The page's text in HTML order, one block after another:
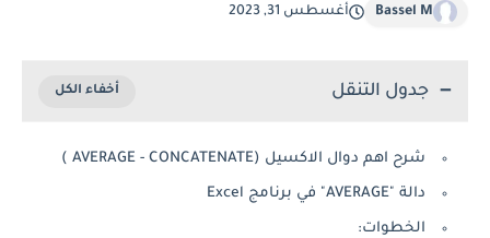
Bassel M أغسطس 31, 2023
جدول التنقل
شرح اهم دوال الاكسيل (AVERAGE - CONCATENATE )
دالة "AVERAGE" في برنامج Excel
الخطوات: